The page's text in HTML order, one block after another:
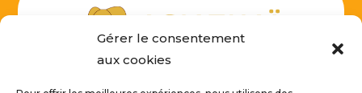
Gérer le consentement
aux cookies